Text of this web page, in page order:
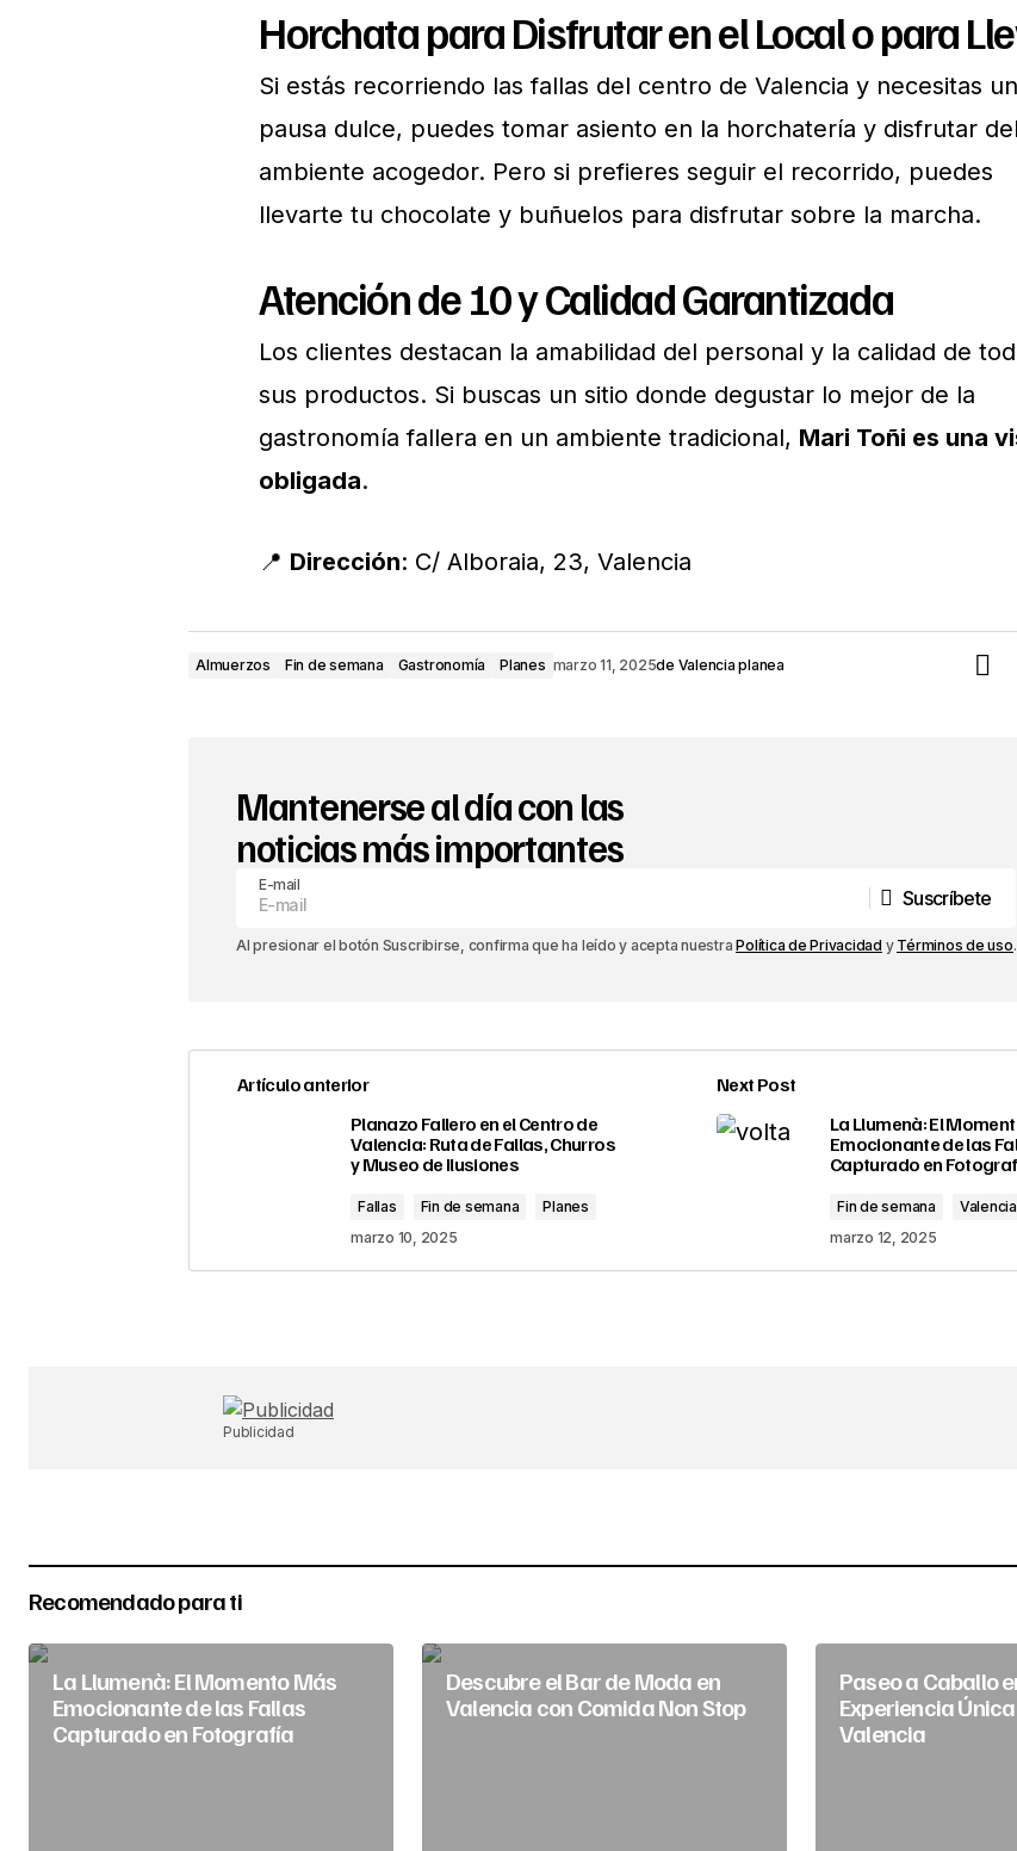
Horchata para Disfrutar en el Local o para
Si estás recorriendo las fallas del centro de Valencia y necesitas
pausa dulce, puedes tomar asiento en la horchatería y disfrutar del
ambiente acogedor. Pero si prefieres seguir el recorrido, puedes
llevarte tu chocolate y buñuelos para disfrutar sobre la marcha.
Atención de 10 y Calidad Garantizada
Los clientes destacan la amabilidad del personal y la calidad de
sus productos. Si buscas un sitio donde degustar lo mejor de la
gastronomía fallera en un ambiente tradicional, Mari Toñi es una
obligada.
📍 Dirección: C/ Alboraia, 23, Valencia
Almuerzos Fin de semana Gastronomía Planes marzo 11, 2025de Valencia planea
Mantenerse al día con las
noticias más importantes
E-mail
Suscríbete
Al presionar el botón Suscribirse, confirma que ha leído y acepta nuestraPolítica de Privacidad y Términos de uso.
Artículo anterior
Planazo Fallero en el Centro de
Valencia: Ruta de Fallas, Churros
y Museo de Ilusiones
Fallas Fin de semana
Planes
marzo 10, 2025
Next Post
La Llumenà: El
Emocionante de las
Capturado en
Fin de semana
Valencia
marzo 12, 2025
Publicidad
Recomendado para ti
La Llumenà: El Momento Más
Emocionante de las Fallas
Capturado en Fotografía
Descubre el Bar de Moda en
Valencia con Comida Non Stop
Paseo a Caballo
Experiencia
Valencia